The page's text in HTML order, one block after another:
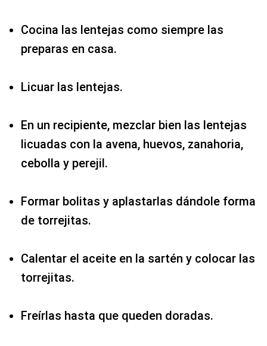
Cocina las lentejas como siempre las
preparas en casa.
Licuar las lentejas.
En un recipiente, mezclar bien las lentejas
licuadas con la avena, huevos, zanahoria,
cebolla y perejil.
Formar bolitas y aplastarlas dándole forma
de torrejitas.
Calentar el aceite en la sartén y colocar las
torrejitas.
Freírlas hasta que queden doradas.